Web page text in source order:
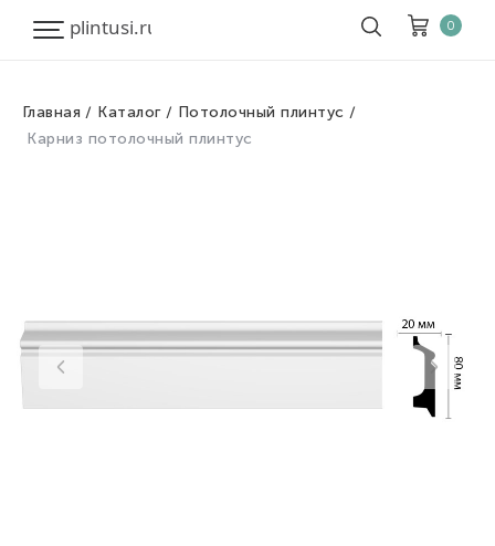
Корзина
0
Главная Каталог
Потолочный плинтус
Карниз потолочный плинтус